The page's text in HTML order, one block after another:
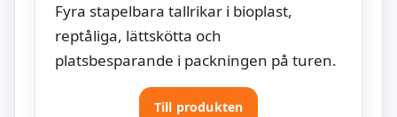
Fyra stapelbara tallrikar i bioplast,
reptåliga, lättskötta och
platsbesparande i packningen på turen.
Till produkten